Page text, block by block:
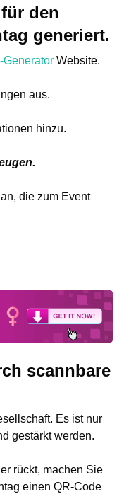
den
generiert.
Generator Website.
aus.
hinzu.
die zum Event
scannbare
Es ist nur
gestärkt werden.
rückt, machen Sie
einen QR-Code